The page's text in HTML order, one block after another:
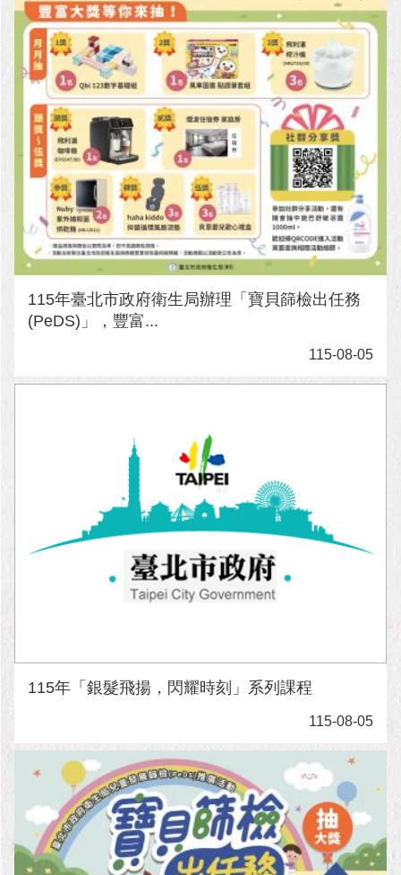
115年臺北市政府衛生局辦理「寶貝篩檢出任務
(PeDS)」，豐富...
115-08-05
115年「銀髮飛揚，閃耀時刻」系列課程
115-08-05